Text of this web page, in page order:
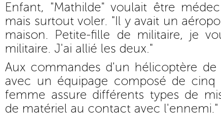
Enfant, "Mathilde" voulait être
mais surtout voler. "Il y avait un
maison. Petite-fille de militaire, je
militaire. J'ai allié les deux."
Aux commandes d'un hélicoptère de
avec un équipage composé de cinq
femme assure différents types de
de matériel au contact avec l'ennemi."